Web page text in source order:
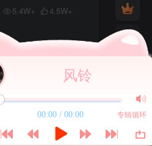
5.4W+ 4.5W+
扫码加QQ群 扫码加微信
风铃
00:00 / 00:00 专辑循环